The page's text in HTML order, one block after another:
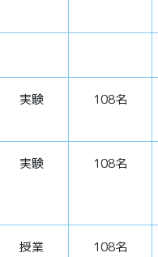
実験 108名
実験 108名
授業 108名